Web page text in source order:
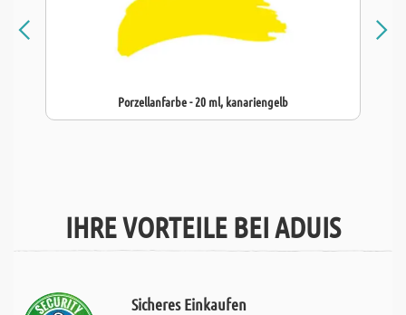
Porzellanfarbe - 20 ml, kanariengelb
IHRE VORTEILE BEI ADUIS
Sicheres Einkaufen